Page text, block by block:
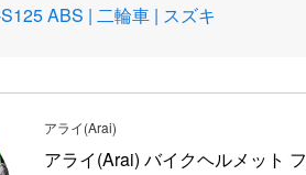
ABS | 二輪車 | スズキ
アライ(Arai)
アライ(Arai) バイクヘルメット